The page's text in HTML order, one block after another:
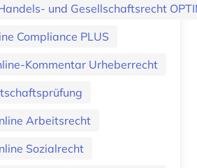
und Gesellschaftsrecht
Compliance PLUS
Kommentar Urheberrecht
Arbeitsrecht
Sozialrecht